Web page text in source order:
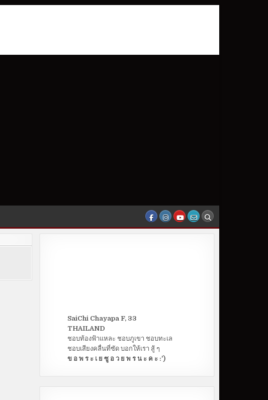
SaiChi Chayapa F, 33
THAILAND
ชอบท้องฟ้าแหละ ชอบภูเขา ชอบทะเล
ชอบเสียงคลื่นที่ซัด บอกให้เรา สู้ ๆ
ข อ พ ร ะ เ ย ซู อ ว ย พ ร น ะ ค ะ :')